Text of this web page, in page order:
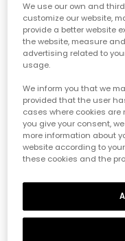
Wie kann
mit einem
aufgeben?
Wenn Sie eine
aufgeben
Warenkorb
der
sehen Sie
Option
Option müssen
Auf diese
Etiketten der
Lieferschein
We use our own and
customize our website,
provide a better website
the website, measure
advertising related to
usage.
We inform you that we
provided that the user
cases where cookies are
you give your consent,
more information about
website according to
these cookies and the